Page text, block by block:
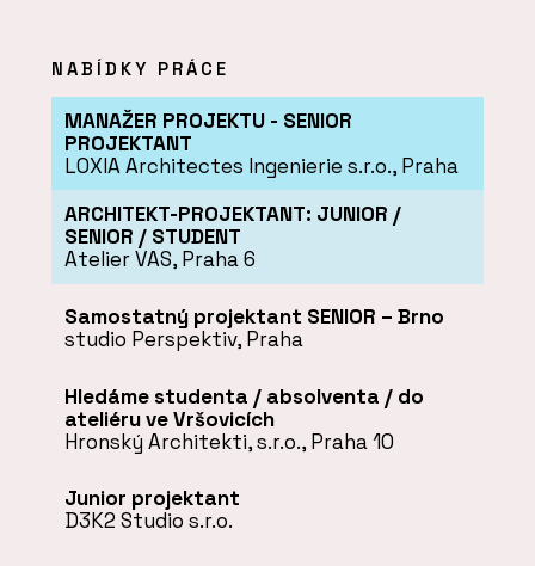
NABÍDKY PRÁCE
MANAŽER PROJEKTU - SENIOR
PROJEKTANT
LOXIA Architectes Ingenierie s.r.o., Praha
ARCHITEKT-PROJEKTANT: JUNIOR /
SENIOR / STUDENT
Atelier VAS, Praha 6
Samostatný projektant SENIOR – Brno
studio Perspektiv, Praha
Hledáme studenta / absolventa / do
ateliéru ve Vršovicích
Hronský Architekti, s.r.o., Praha 10
Junior projektant
D3K2 Studio s.r.o.